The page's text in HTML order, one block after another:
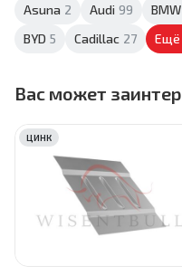
Asuna 2 Audi 99 BMW
BYD 5 Cadillac 27 Ещё
Вас может
ЦИНК